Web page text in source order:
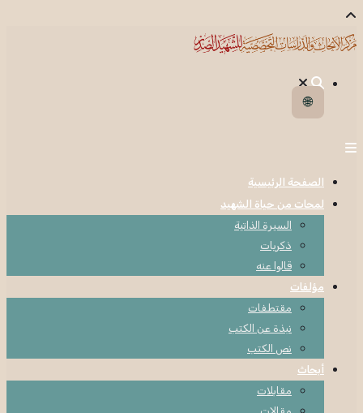
🌐
الصفحة الرئيسية
لمحات من حياة الشهيد
السيرة الذاتية
ذكريات
قالوا عنه
مؤلفات
مقتطفات
نبذة عن الكتب
نص الكتب
أبحاث
مقابلات